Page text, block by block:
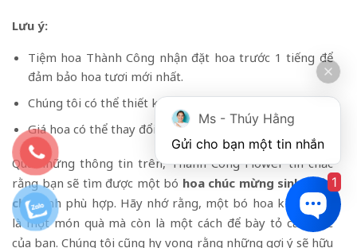
Lưu ý:
Tiệm hoa Thành Công nhận đặt hoa trước 1 tiếng để
đảm bảo hoa tươi mới nhất.
Chúng tôi có thể thiết kế hoa theo yêu cầu của bạn.
Giá hoa có thể thay đổi theo mùa và loại hoa.
Qua những thông tin trên, Thành Công Flower tin chắc
rằng bạn sẽ tìm được một bó hoa chúc mừng sinh nhật
chịmình phù hợp. Hãy nhớ rằng, một bó hoa không chỉ
là một món quà mà còn là một cách để bày tỏ cảm xúc
của bạn. Chúng tôi cũng hy vọng rằng những gợi ý sẽ hữu
Ms - Thúy Hằng
Gửi cho bạn một tin nhắn
1